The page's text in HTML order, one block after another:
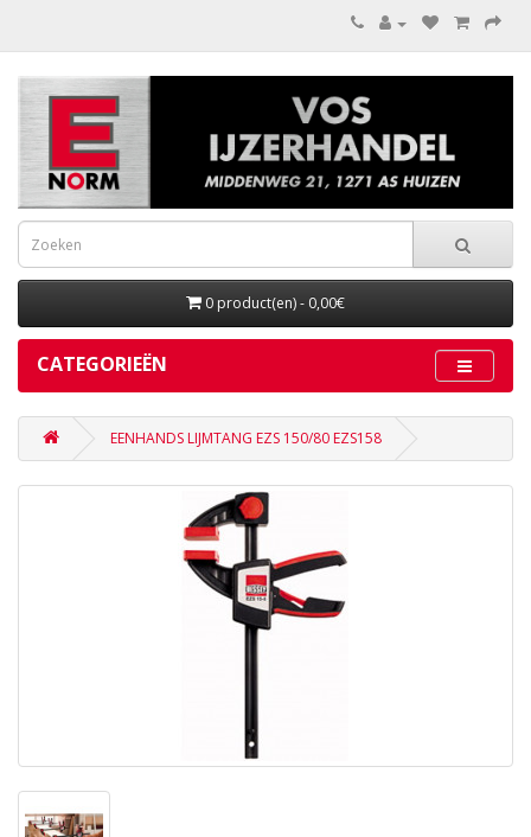
0 product(en) - 0,00€
CATEGORIEËN
EENHANDS LIJMTANG EZS 150/80 EZS158